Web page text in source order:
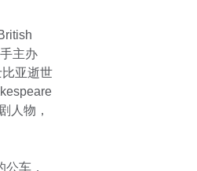
主办
亚逝世
人物，
车，